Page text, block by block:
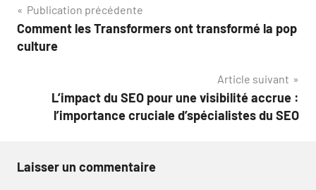
Navigation
de
Publication précédente
Comment les Transformers ont transformé la pop
culture
Article suivant
L’impact du SEO pour une visibilité accrue :
l’importance cruciale d’spécialistes du SEO
Laisser un commentaire